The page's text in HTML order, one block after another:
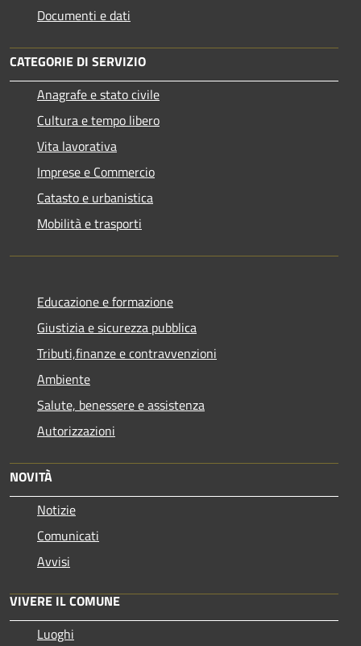
Documenti e dati
CATEGORIE DI SERVIZIO
Anagrafe e stato civile
Cultura e tempo libero
Vita lavorativa
Imprese e Commercio
Catasto e urbanistica
Mobilità e trasporti
Educazione e formazione
Giustizia e sicurezza pubblica
Tributi,finanze e contravvenzioni
Ambiente
Salute, benessere e assistenza
Autorizzazioni
NOVITÀ
Notizie
Comunicati
Avvisi
VIVERE IL COMUNE
Luoghi